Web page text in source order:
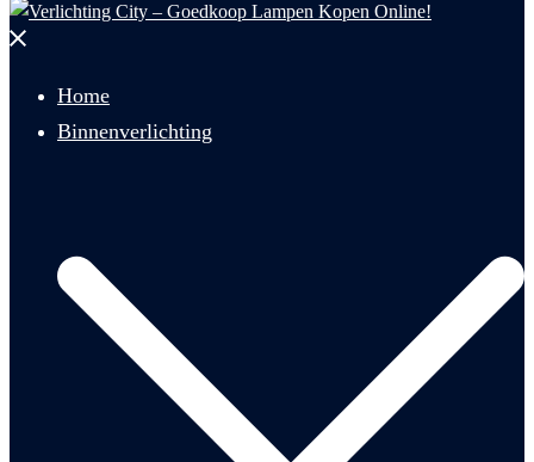
Menu
Home
Binnenverlichting